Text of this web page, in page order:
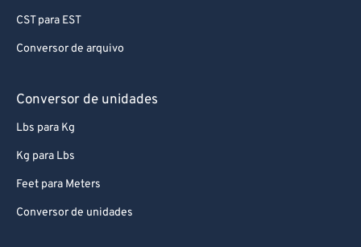
CST para EST
Conversor de arquivo
Conversor de unidades
Lbs para Kg
Kg para Lbs
Feet para Meters
Conversor de unidades